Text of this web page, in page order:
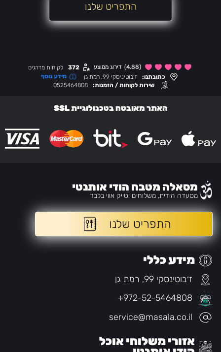
התפריט שלנו
מידע נוסף כתובתנו:
ז׳בוטיניסקי 99, רמת גן
שירות לקוחות / הזמנות:
0525464808
372 לקוחות מדרגים (4.88) דירוג ממוצע
האתר מאובטח בטכנולוגיית SSL
מסאלה מטבח הודי אותנטי
מסעדה הודית, משלוחים וטייק אווי בלבד
התפריט שלנו
מידע כללי
ז׳בוטינסקי 99, רמת גן
+972-52-5464808
service@masala.co.il
אזורי משלוחי אוכל